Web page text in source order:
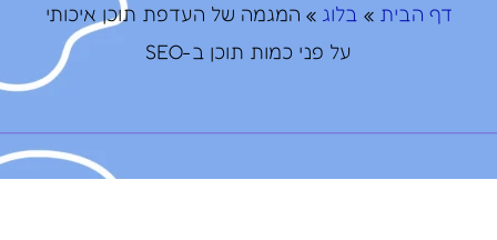
דף הבית » בלוג » המגמה של העדפת תוכן איכותי
על פני כמות תוכן ב-SEO